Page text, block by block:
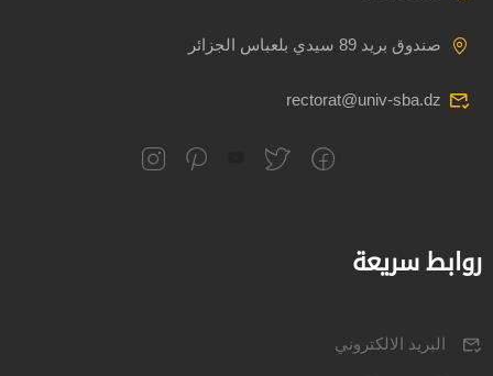
صندوق بريد 89 سيدي بلعباس الجزائر
rectorat@univ-sba.dz
روابط سريعة
البريد الالكتروني